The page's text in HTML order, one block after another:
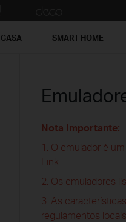
SMART HOME
Nota Importante:
1. O emulador é
Link.
2. Os emuladores
3. As
regulamentos